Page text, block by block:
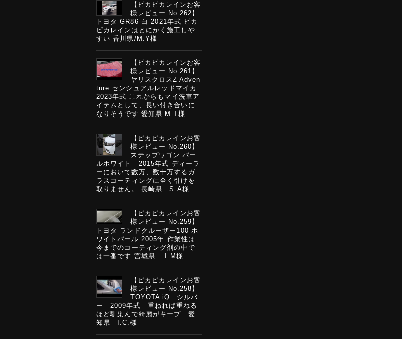
【ピカピカレインお客
様レビュー No.262】
トヨタ GR86 白 2021年式 ピカ
ピカレインはとにかく施工しや
すい 香川県/M.Y様
【ピカピカレインお客
様レビュー No.261】
ヤリスクロスZ Adven
ture センシュアルレッドマイカ
2023年式 これからもマイ洗車ア
イテムとして、長い付き合いに
なりそうです 愛知県 M.T様
【ピカピカレインお客
様レビュー No.260】
ステップワゴン パー
ルホワイト 2015年式 ディーラ
ーにおいて数万、数十万するガ
ラスコーティングに全く引けを
取りません。 長崎県 S.A様
【ピカピカレインお客
様レビュー No.259】
トヨタ ランドクルーザー100 ホ
ワイトパール 2005年 作業性は
今までのコーティング剤の中で
は一番です 宮城県 I.M様
【ピカピカレインお客
様レビュー No.258】
TOYOTA iQ シルバ
ー 2009年式 重ねれば重ねる
ほど馴染んで綺麗がキープ 愛
知県 I.C.様